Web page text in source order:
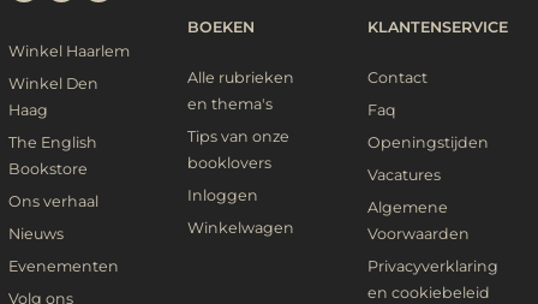
Winkel Haarlem
Winkel Den
Haag
The English
Bookstore
Ons verhaal
Nieuws
Evenementen
Volg ons
BOEKEN
Alle rubrieken
en thema's
Tips van onze
booklovers
Inloggen
Winkelwagen
KLANTENSERVICE
Contact
Faq
Openingstijden
Vacatures
Algemene
Voorwaarden
Privacyverklaring
en cookiebeleid